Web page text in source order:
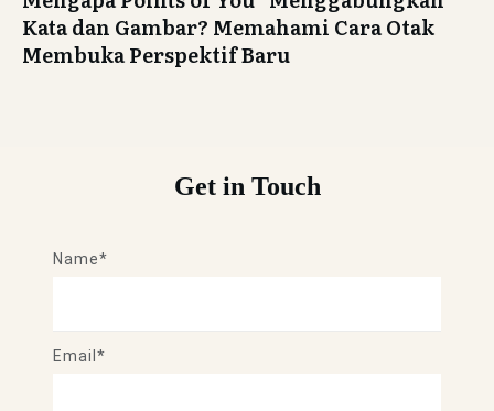
Kata dan Gambar? Memahami Cara Otak
Membuka Perspektif Baru
Get in Touch
Name*
Email*